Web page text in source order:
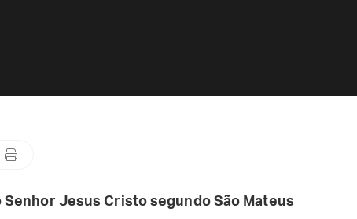
Senhor Jesus Cristo segundo São Mateus